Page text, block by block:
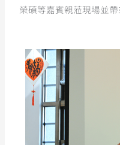
榮碩等嘉賓親蒞現場並帶